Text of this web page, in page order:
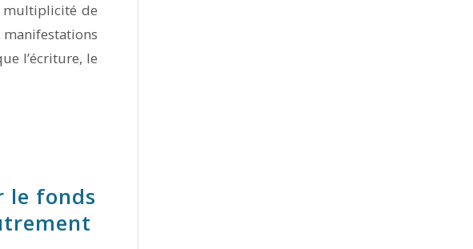
multiplicité de
l’écriture, le
le fonds